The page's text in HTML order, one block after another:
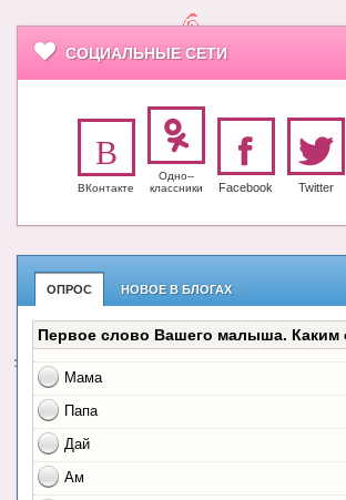
СОЦИАЛЬНЫЕ СЕТИ
ВКонтакте
Одно-­
класс­ники
Facebook Twitter
ОПРОС НОВОЕ В БЛОГАХ